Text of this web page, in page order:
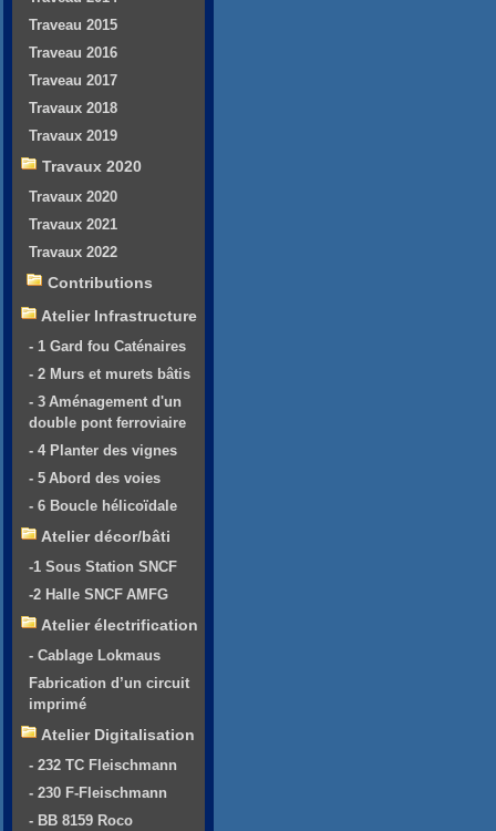
Traveau 2015
Traveau 2016
Traveau 2017
Travaux 2018
Travaux 2019
Travaux 2020
Travaux 2020
Travaux 2021
Travaux 2022
Contributions
Atelier Infrastructure
- 1 Gard fou Caténaires
- 2 Murs et murets bâtis
- 3 Aménagement d'un
double pont ferroviaire
- 4 Planter des vignes
- 5 Abord des voies
- 6 Boucle hélicoïdale
Atelier décor/bâti
-1 Sous Station SNCF
-2 Halle SNCF AMFG
Atelier électrification
- Cablage Lokmaus
Fabrication d’un circuit
imprimé
Atelier Digitalisation
- 232 TC Fleischmann
- 230 F-Fleischmann
- BB 8159 Roco